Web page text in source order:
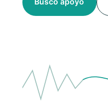
Busco apoyo